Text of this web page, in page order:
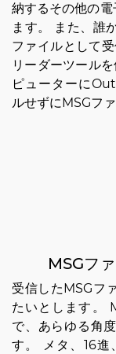
納するその他の
ます。 また、誰
ファイルとして
リーダーツール
ピューターに
ルせずにMSGフ
MSGフ
受信したMSGフ
たいとします。
で、あらゆる角
す。 メタ、16進